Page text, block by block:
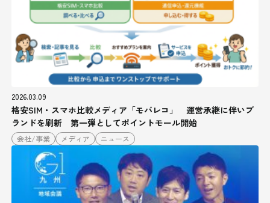
2026.03.09
格安SIM・スマホ比較メディア「モバレコ」 運営承継に伴いブ
ランドを刷新 第一弾としてポイントモール開始
会社/事業 メディア ニュース